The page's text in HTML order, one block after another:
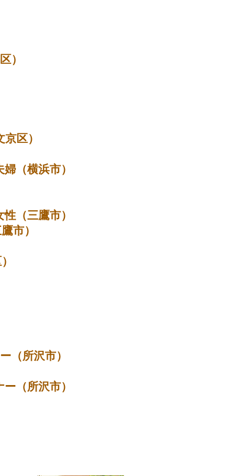
）
区）
）
）
市）
（所沢市）
）